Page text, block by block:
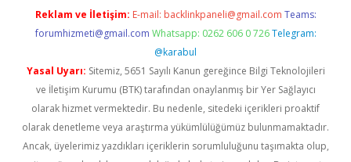
Reklam ve İletişim: E-mail: backlinkpaneli@gmail.com Teams:
forumhizmeti@gmail.com Whatsapp: 0262 606 0 726 Telegram:
@karabul
Yasal Uyarı: Sitemiz, 5651 Sayılı Kanun gereğince Bilgi Teknolojileri
ve İletişim Kurumu (BTK) tarafından onaylanmış bir Yer Sağlayıcı
olarak hizmet vermektedir. Bu nedenle, sitedeki içerikleri proaktif
olarak denetleme veya araştırma yükümlülüğümüz bulunmamaktadır.
Ancak, üyelerimiz yazdıkları içeriklerin sorumluluğunu taşımakta olup,